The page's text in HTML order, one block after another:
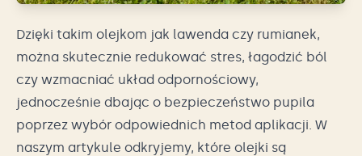
Dzięki takim olejkom jak lawenda czy rumianek,
można skutecznie redukować stres, łagodzić ból
czy wzmacniać układ odpornościowy,
jednocześnie dbając o bezpieczeństwo pupila
poprzez wybór odpowiednich metod aplikacji. W
naszym artykule odkryjemy, które olejki są